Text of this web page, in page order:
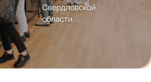
Свердловской
области.